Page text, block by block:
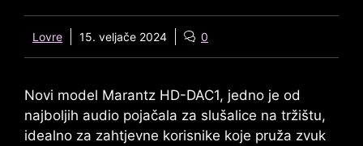
Lovre 15. veljače 2024 0
Novi model Marantz HD-DAC1, jedno je od
najboljih audio pojačala za slušalice na tržištu,
idealno za zahtjevne korisnike koje pruža zvuk